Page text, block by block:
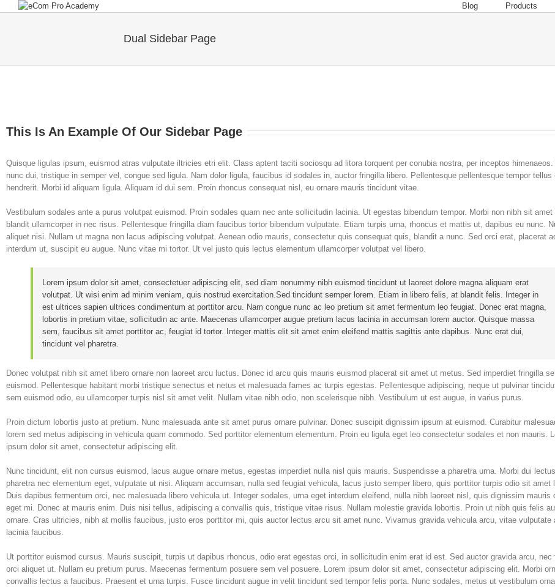
Blog Products
Dual Sidebar Page
This Is An Example Of Our Sidebar Page
Quisque ligulas ipsum, euismod atras vulputate iltricies etri elit. Class aptent taciti sociosqu ad litora torquent per conubia nostra, per inceptos himenaeos.
nunc dui, tristique in semper vel, congue sed ligula. Nam dolor ligula, faucibus id sodales in, auctor fringilla libero. Pellentesque pellentesque tempor tellus
hendrerit. Morbi id aliquam ligula. Aliquam id dui sem. Proin rhoncus consequat nisl, eu ornare mauris tincidunt vitae.
Vestibulum sodales ante a purus volutpat euismod. Proin sodales quam nec ante sollicitudin lacinia. Ut egestas bibendum tempor. Morbi non nibh sit amet
blandit ullamcorper in nec risus. Pellentesque fringilla diam faucibus tortor bibendum vulputate. Etiam turpis urna, rhoncus et mattis ut, dapibus eu nunc.
aliquet nisi. Nullam ut magna non lacus adipiscing volutpat. Aenean odio mauris, consectetur quis consequat quis, blandit a nunc. Sed orci erat, placerat
interdum ut, suscipit eu augue. Nunc vitae mi tortor. Ut vel justo quis lectus elementum ullamcorper volutpat vel libero.
Lorem ipsum dolor sit amet, consectetuer adipiscing elit, sed diam nonummy nibh euismod tincidunt ut laoreet dolore magna aliquam erat
volutpat. Ut wisi enim ad minim veniam, quis nostrud exercitation.Sed tincidunt semper lorem. Etiam in libero felis, at blandit felis. Integer in
est ultrices sapien ultrices condimentum at porttitor arcu. Nam congue nunc ac leo pretium sit amet fermentum leo feugiat. Donec erat magna,
lobortis in pretium vitae, sollicitudin ac ante. Maecenas ullamcorper augue pretium lacus lacinia in accumsan lorem auctor. Quisque massa
sem, faucibus sit amet porttitor ac, feugiat id tortor. Integer mattis elit sit amet enim eleifend mattis sagittis ante dapibus. Nunc erat dui,
tincidunt vel pharetra.
Donec volutpat nibh sit amet libero ornare non laoreet arcu luctus. Donec id arcu quis mauris euismod placerat sit amet ut metus. Sed imperdiet fringilla
euismod. Pellentesque habitant morbi tristique senectus et netus et malesuada fames ac turpis egestas. Pellentesque adipiscing, neque ut pulvinar
sem euismod odio, eu ullamcorper turpis nisl sit amet velit. Nullam vitae nibh odio, non scelerisque nibh. Vestibulum ut est augue, in varius purus.
Proin dictum lobortis justo at pretium. Nunc malesuada ante sit amet purus ornare pulvinar. Donec suscipit dignissim ipsum at euismod. Curabitur
lorem sed metus adipiscing in vehicula quam commodo. Sed porttitor elementum elementum. Proin eu ligula eget leo consectetur sodales et non mauris.
ipsum dolor sit amet, consectetur adipiscing elit.
Nunc tincidunt, elit non cursus euismod, lacus augue ornare metus, egestas imperdiet nulla nisl quis mauris. Suspendisse a pharetra urna. Morbi dui
pharetra nec elementum eget, vulputate ut nisi. Aliquam accumsan, nulla sed feugiat vehicula, lacus justo semper libero, quis porttitor turpis odio sit amet
Duis dapibus fermentum orci, nec malesuada libero vehicula ut. Integer sodales, urna eget interdum eleifend, nulla nibh laoreet nisl, quis dignissim mauris
eget mi. Donec at mauris enim. Duis nisi tellus, adipiscing a convallis quis, tristique vitae risus. Nullam molestie gravida lobortis. Proin ut nibh quis felis
ornare. Cras ultricies, nibh at mollis faucibus, justo eros porttitor mi, quis auctor lectus arcu sit amet nunc. Vivamus gravida vehicula arcu, vitae vulputate
lacinia faucibus.
Ut porttitor euismod cursus. Mauris suscipit, turpis ut dapibus rhoncus, odio erat egestas orci, in sollicitudin enim erat id est. Sed auctor gravida arcu, nec
orci aliquet ut. Nullam eu pretium purus. Maecenas fermentum posuere sem vel posuere. Lorem ipsum dolor sit amet, consectetur adipiscing elit. Morbi
convallis lectus a faucibus. Praesent et urna turpis. Fusce tincidunt augue in velit tincidunt sed tempor felis porta. Nunc sodales, metus ut vestibulum